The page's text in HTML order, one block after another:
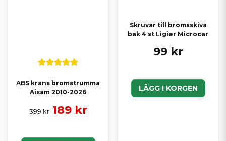
ABS krans bromstrumma
Aixam 2010-2026
399 kr 189 kr
Skruvar till bromsskiva
bak 4 st Ligier Microcar
99 kr
LÄGG I KORGEN